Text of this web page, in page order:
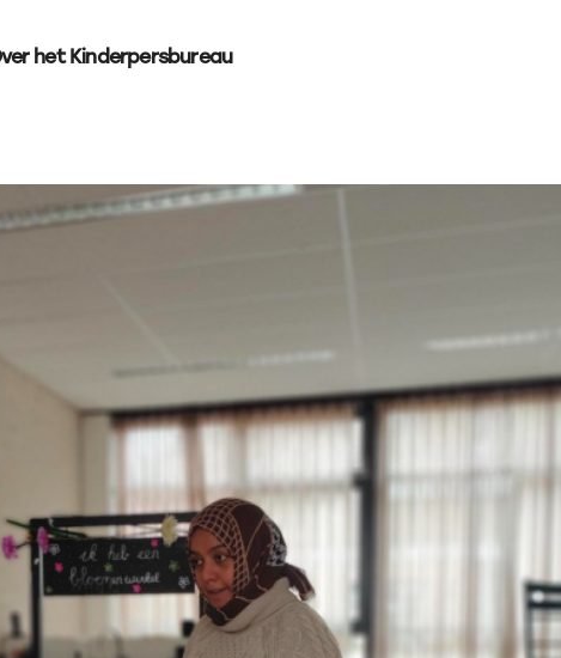
het Kinderpersbureau